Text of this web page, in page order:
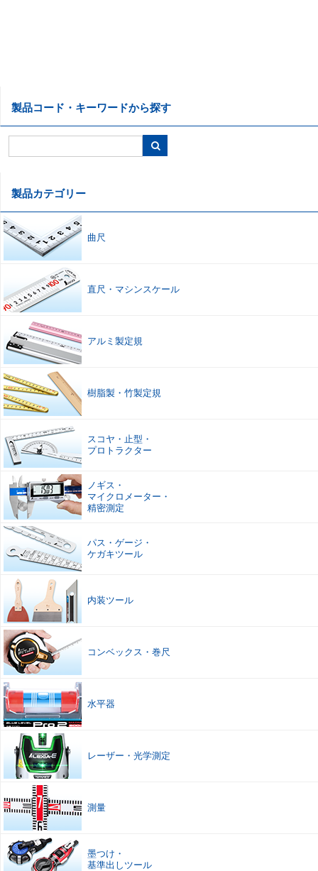
製品コード・キーワードから探す
製品カテゴリー
曲尺
直尺 ・ マシンスケール
アルミ製定規
樹脂製 ・ 竹製定規
スコヤ ・ 止型 ・
プロトラクター
ノギス ・
マイクロメーター ・
精密測定
パス ・ ゲージ ・
ケガキツール
内装ツール
コンベックス ・ 巻尺
水平器
レーザー ・ 光学測定
測量
墨つけ ・
基準出しツール